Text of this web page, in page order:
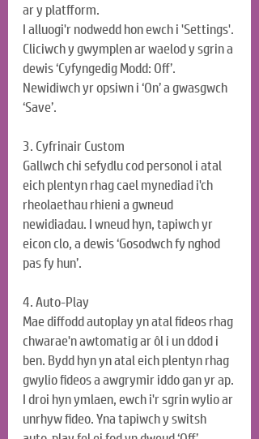
ar y platfform.
I alluogi'r nodwedd hon ewch i 'Settings'.
Cliciwch y gwymplen ar waelod y sgrin a
dewis ‘Cyfyngedig Modd: Off’.
Newidiwch yr opsiwn i ‘On’ a gwasgwch
‘Save’.
3. Cyfrinair Custom
Gallwch chi sefydlu cod personol i atal
eich plentyn rhag cael mynediad i'ch
rheolaethau rhieni a gwneud
newidiadau. I wneud hyn, tapiwch yr
eicon clo, a dewis ‘Gosodwch fy nghod
pas fy hun’.
4. Auto-Play
Mae diffodd autoplay yn atal fideos rhag
chwarae'n awtomatig ar ôl i un ddod i
ben. Bydd hyn yn atal eich plentyn rhag
gwylio fideos a awgrymir iddo gan yr ap.
I droi hyn ymlaen, ewch i'r sgrin wylio ar
unrhyw fideo. Yna tapiwch y switsh